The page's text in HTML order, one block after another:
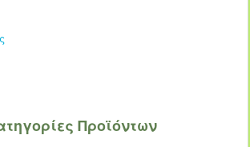
Προϊόντων